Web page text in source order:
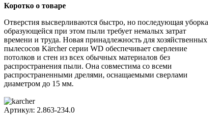
Коротко о товаре
Отверстия высверливаются быстро, но последующая уборка
образующейся при этом пыли требует немалых затрат
времени и труда. Новая принадлежность для хозяйственных
пылесосов Kӓrcher серии WD обеспечивает сверление
потолков и стен из всех обычных материалов без
распространения пыли. Она совместима со всеми
распространенными дрелями, оснащаемыми сверлами
диаметром до 15 мм.
Артикул: 2.863-234.0